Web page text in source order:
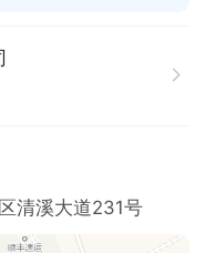
有出色的市场开拓
务工作。
清溪大道231号